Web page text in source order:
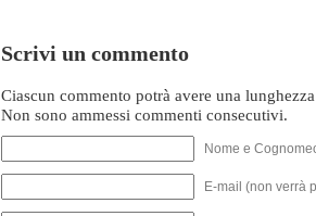
Scrivi un commento
Ciascun commento potrà avere una
Non sono ammessi commenti consecutivi.
Nome e
E-mail (non verrà